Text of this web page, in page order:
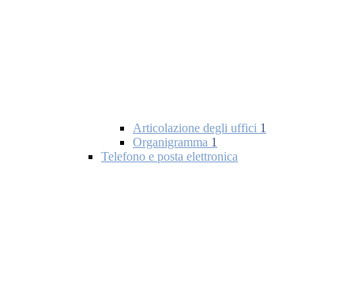
Articolazione degli uffici 1
Organigramma 1
Telefono e posta elettronica